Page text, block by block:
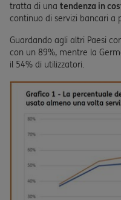
tratta di una tendenza in
continuo di servizi bancari a
Guardando agli altri Paesi
con un 89%, mentre la
il 54% di utilizzatori.